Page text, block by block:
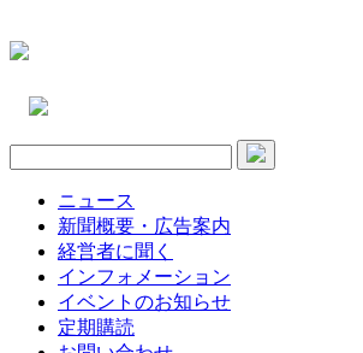
ニュース
新聞概要・広告案内
経営者に聞く
インフォメーション
イベントのお知らせ
定期購読